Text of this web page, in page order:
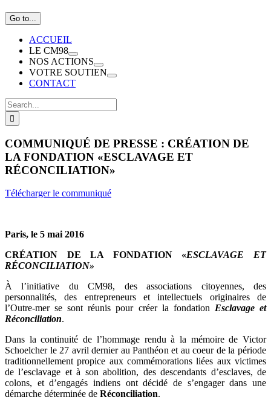
Go to...
ACCUEIL
LE CM98
NOS ACTIONS
VOTRE SOUTIEN
CONTACT
Search
for:
COMMUNIQUÉ DE PRESSE : CRÉATION DE
LA FONDATION «ESCLAVAGE ET
RÉCONCILIATION»
Télécharger le communiqué
Paris, le 5 mai 2016
CRÉATION DE LA FONDATION «ESCLAVAGE ET
RÉCONCILIATION»
À l’initiative du CM98, des associations citoyennes, des
personnalités, des entrepreneurs et intellectuels originaires de
l’Outre-mer se sont réunis pour créer la fondation Esclavage et
Réconciliation.
Dans la continuité de l’hommage rendu à la mémoire de Victor
Schoelcher le 27 avril dernier au Panthéon et au coeur de la période
traditionnellement propice aux commémorations liées aux victimes
de l’esclavage et à son abolition, des descendants d’esclaves, de
colons, et d’engagés indiens ont décidé de s’engager dans une
démarche déterminée de Réconciliation.